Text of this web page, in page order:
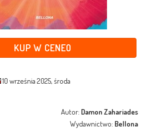
KUP W CENEO
10 września 2025, środa
Autor: Damon Zahariades
Wydawnictwo: Bellona